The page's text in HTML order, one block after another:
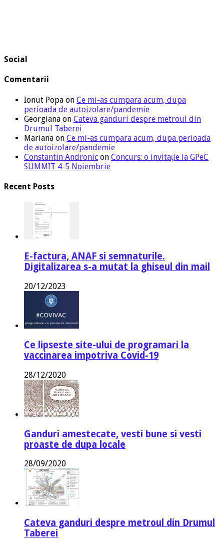
Social
Comentarii
Ionut Popa on Ce mi-as cumpara acum, dupa
perioada de autoizolare/pandemie
Georgiana on Cateva ganduri despre metroul din
Drumul Taberei
Mariana on Ce mi-as cumpara acum, dupa perioada
de autoizolare/pandemie
Constantin Andronic on Concurs: o invitație la GPeC
SUMMIT 4-5 Noiembrie
Recent Posts
E-factura, ANAF si semnaturile.
Digitalizarea s-a mutat la ghiseul din mail
20/12/2023
Ce lipseste site-ului de programari la
vaccinarea impotriva Covid-19
28/12/2020
Ganduri amestecate, vesti bune si vesti
proaste de dupa locale
28/09/2020
Cateva ganduri despre metroul din Drumul
Taberei